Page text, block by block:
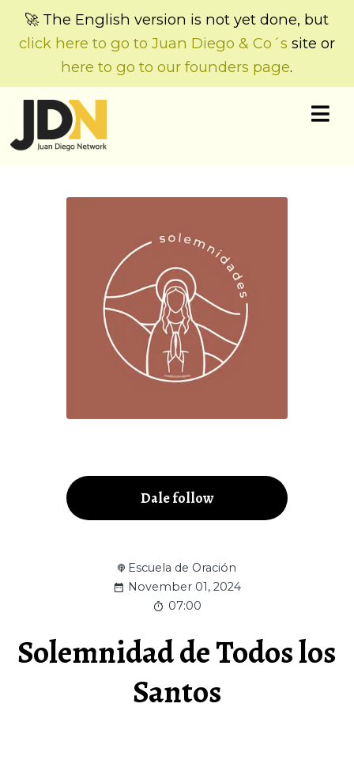
🚀 The English version is not yet done, but
click here to go to Juan Diego & Co´s site or
here to go to our founders page.
Dale follow
Escuela de Oración
November 01, 2024
07:00
Solemnidad de Todos los
Santos